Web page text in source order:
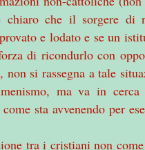
chiaro che il sorgere di
e lodato e se un
di ricondurlo con
si rassegna a tale
ma va in cerca
sta avvenendo per
tra i cristiani non